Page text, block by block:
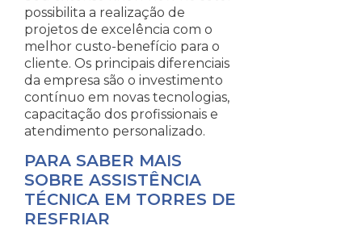
possibilita a realização de
projetos de excelência com o
melhor custo-benefício para o
cliente. Os principais diferenciais
da empresa são o investimento
contínuo em novas tecnologias,
capacitação dos profissionais e
atendimento personalizado.
PARA SABER MAIS
SOBRE ASSISTÊNCIA
TÉCNICA EM TORRES DE
RESFRIAR